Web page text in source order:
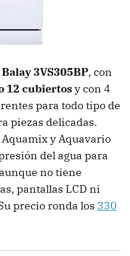
Balay 3VS305BP, con
12 cubiertosy con 4
para todo tipo de
piezas delicadas.
y Aquavario
del agua para
no tiene
pantallas LCD ni
precio ronda los 330